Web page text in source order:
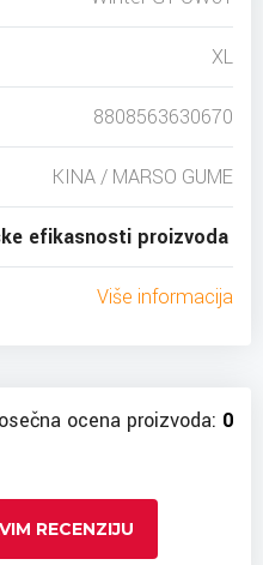
XL
8808563630670
KINA / MARSO GUME
efikasnosti proizvoda
Više informacija
ocena proizvoda: 0
RECENZIJU